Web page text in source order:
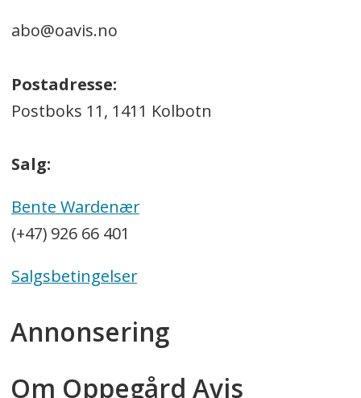
abo@oavis.no
Postadresse:
Postboks 11, 1411 Kolbotn
Salg:
Bente Wardenær
(+47) 926 66 401
Salgsbetingelser
Annonsering
Om Oppegård Avis